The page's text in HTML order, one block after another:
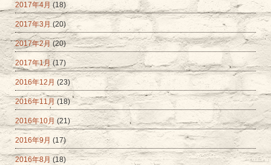
2017年4月(18)
2017年3月(20)
2017年2月(20)
2017年1月(17)
2016年12月 (23)
2016年11月 (18)
2016年10月 (21)
2016年9月 (17)
2016年8月 (18)